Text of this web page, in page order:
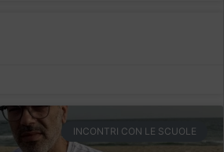
INCONTRI CON LE SCUOLE